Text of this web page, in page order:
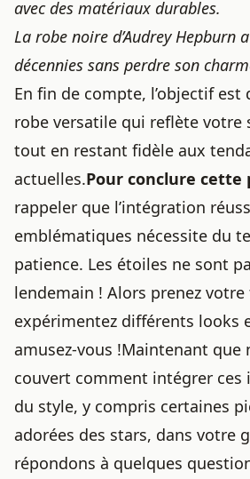
avec des matériaux durables.
La robe noire d’Audrey Hepburn
décennies sans perdre son
En fin de compte, l’objectif est
robe versatile qui reflète votre
tout en restant fidèle aux
actuelles.Pour conclure cette
rappeler que l’intégration
emblématiques nécessite du
patience. Les étoiles ne sont
lendemain ! Alors prenez votre
expérimentez différents looks
amusez-vous !Maintenant que
couvert comment intégrer ces
du style, y compris certaines
adorées des stars, dans votre
répondons à quelques